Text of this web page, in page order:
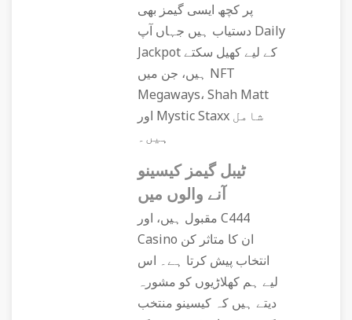
پر کچھ ایسی گیمز بھی
دستیاب ہیں جہاں آپ Daily
Jackpot کے لیے کھیل سکتے
ہیں، جن میں NFT
Megaways، Shah Matt
اور Mystic Staxx شامل
ہیں۔
ٹیبل گیمز کیسینو
آنے والوں میں
مقبول ہیں، اور C444
Casino ان کا متاثر کن
انتخاب پیش کرتا ہے۔ اس
لیے ہم کھلاڑیوں کو مشورہ
دیتے ہیں کہ کیسینو منتخب